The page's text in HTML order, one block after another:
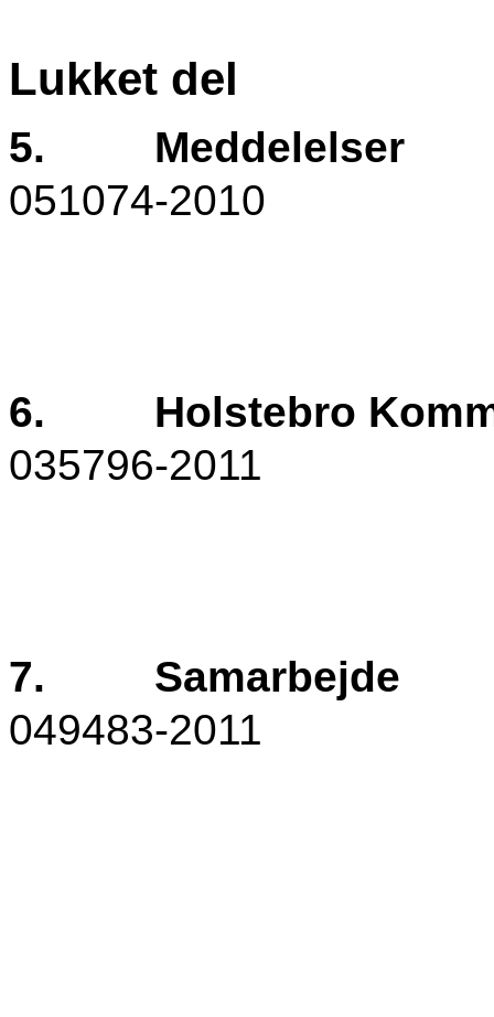
Lukket del
5.
Meddelelser
051074-2010
6.
Holstebro
035796-2011
7.
Samarbejde
049483-2011